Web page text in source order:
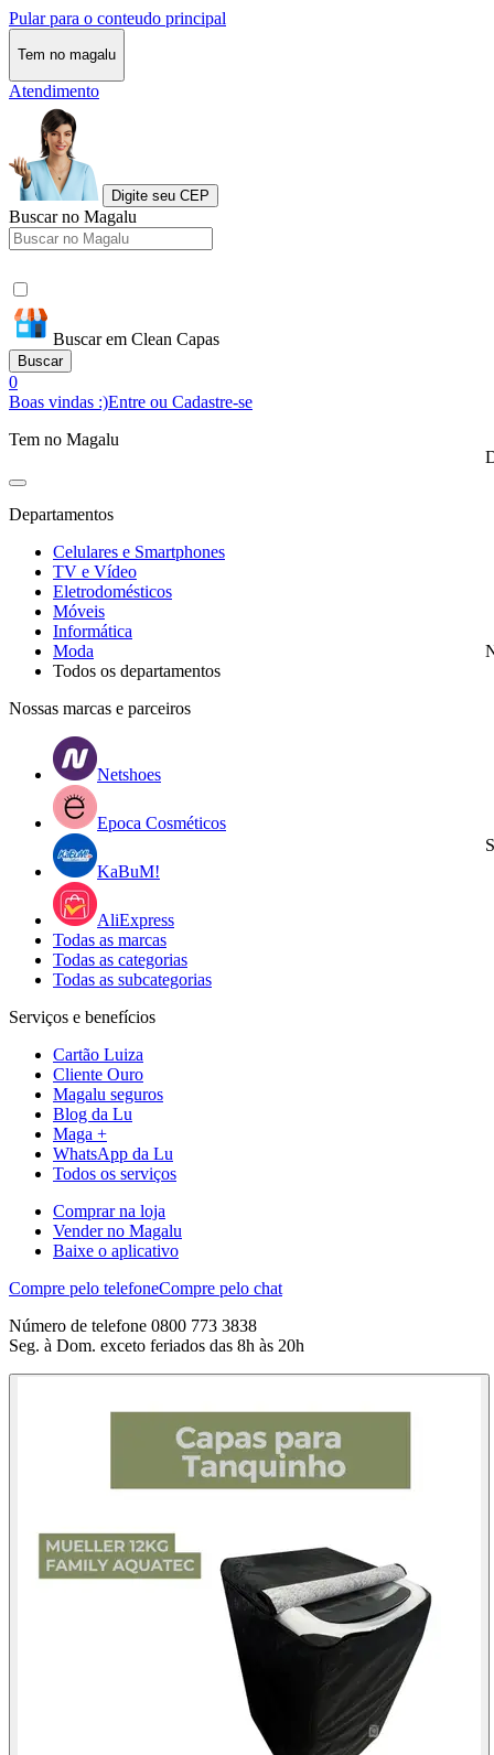
Pular para o conteudo principal
Tem no magalu
Atendimento
Digite seu CEP
Buscar no Magalu
Buscar em Clean Capas
Buscar
0
Boas vindas :)Entre ou Cadastre-se
Tem no Magalu
Departamentos
Celulares e Smartphones
TV e Vídeo
Eletrodomésticos
Móveis
Informática
Moda
Todos os departamentos
Nossas marcas e parceiros
Netshoes
Epoca Cosméticos
KaBuM!
AliExpress
Todas as marcas
Todas as categorias
Todas as subcategorias
Serviços e benefícios
Cartão Luiza
Cliente Ouro
Magalu seguros
Blog da Lu
Maga +
WhatsApp da Lu
Todos os serviços
Comprar na loja
Vender no Magalu
Baixe o aplicativo
Compre pelo telefoneCompre pelo chat
Número de telefone 0800 773 3838
Seg. à Dom. exceto feriados das 8h às 20h